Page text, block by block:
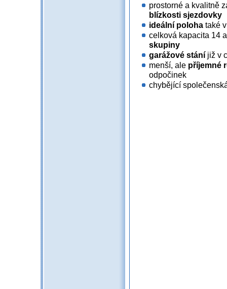
prostorné a kvalitně
blízkosti sjezdovky
ideální poloha také
celková kapacita 14
skupiny
garážové stání již v
menší, ale příjemné
odpočinek
chybějící